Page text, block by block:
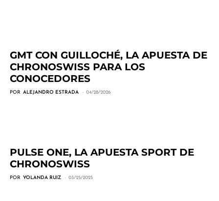
GMT CON GUILLOCHÉ, LA APUESTA DE
CHRONOSWISS PARA LOS
CONOCEDORES
POR ALEJANDRO ESTRADA 04/28/2026
PULSE ONE, LA APUESTA SPORT DE
CHRONOSWISS
POR YOLANDA RUIZ 03/25/2025